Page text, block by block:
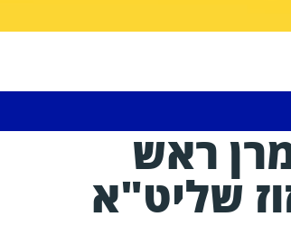
ראש
שליט"א